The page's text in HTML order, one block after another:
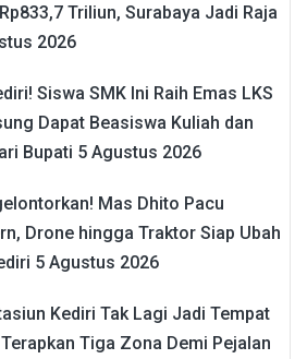
Triliun, Surabaya Jadi Raja
2026
Siswa SMK Ini Raih Emas LKS
Dapat Beasiswa Kuliah dan
Bupati 5 Agustus 2026
Mas Dhito Pacu
Drone hingga Traktor Siap Ubah
5 Agustus 2026
Kediri Tak Lagi Jadi Tempat
Tiga Zona Demi Pejalan